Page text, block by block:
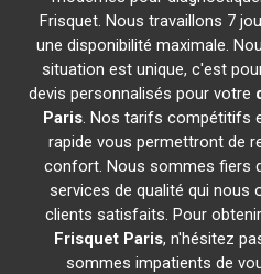
Frisquet. Nous travaillons 7
une disponibilité maximale.
situation est unique, c'est
devis personnalisés pour votre
Paris. Nos tarifs compétitifs
rapide vous permettront de
confort. Nous sommes fiers
services de qualité qui nous
clients satisfaits. Pour
Frisquet Paris, n'hésitez
sommes impatients de